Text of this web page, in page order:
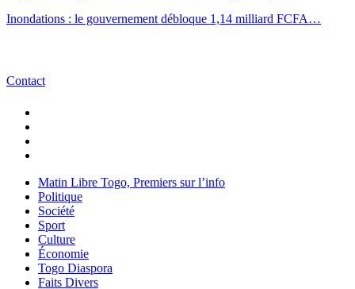
Inondations : le gouvernement débloque 1,14 milliard FCFA…
Contact
Matin Libre Togo, Premiers sur l’info
Politique
Société
Sport
Culture
Économie
Togo Diaspora
Faits Divers